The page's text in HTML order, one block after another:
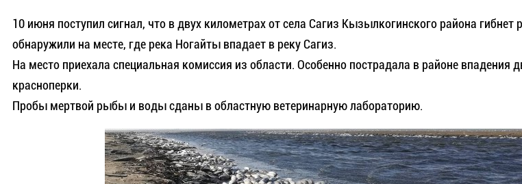
10 июня поступил сигнал, что в двух километрах от села Сагиз Кызылкогинского района
обнаружили на месте, где река Ногайты впадает в реку Сагиз.
На место приехала специальная комиссия из области. Особенно пострадала в районе впадения
красноперки.
Пробы мертвой рыбы и воды сданы в областную ветеринарную лабораторию.